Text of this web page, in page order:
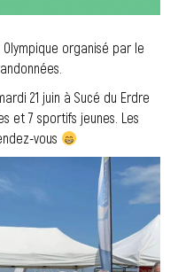
organisé par le
21 juin à Sucé du Erdre
et 7 sportifs jeunes. Les
vous